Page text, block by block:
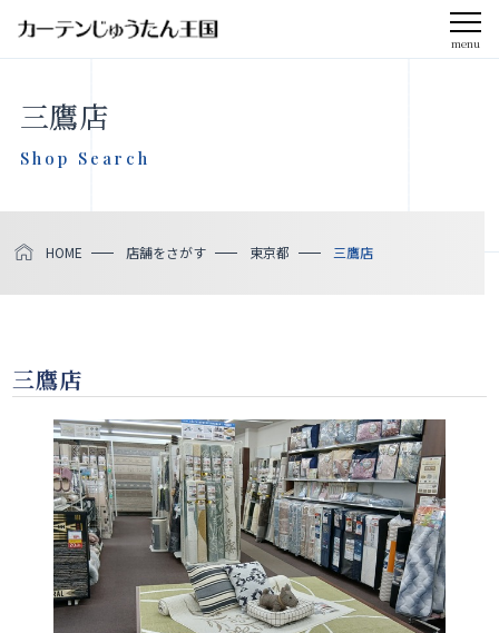
menu
三鷹店
Shop Search
HOME 店舗をさがす 東京都 三鷹店
三鷹店